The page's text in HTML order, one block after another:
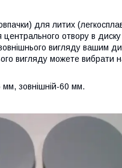
для литих
центрального отвору в
вигляду вашим
вигляду можете
зовнішній-60 мм.